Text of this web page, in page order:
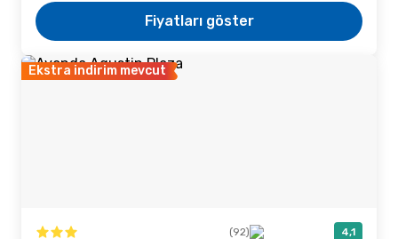
Fiyatları göster
Ekstra indirim mevcut
(92) 4,1